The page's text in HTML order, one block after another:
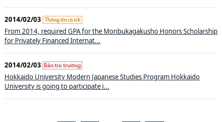
2014/02/03
From 2014, required GPA for the Monbukagakusho Honors Scholarship
for Privately Financed Internat...
2014/02/03
Hokkaido University Modern Japanese Studies Program Hokkaido
University is going to participate i...